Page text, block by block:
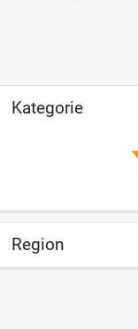
Kategorie
Region